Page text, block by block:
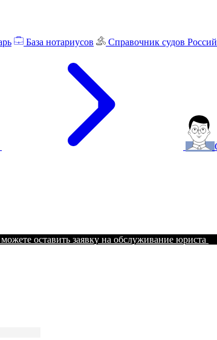
База нотариусов
Справочник судов
оставить заявку на обслуживание юриста